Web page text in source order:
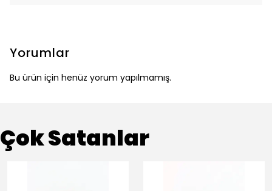
Yorumlar
Bu ürün için henüz yorum yapılmamış.
Çok Satanlar